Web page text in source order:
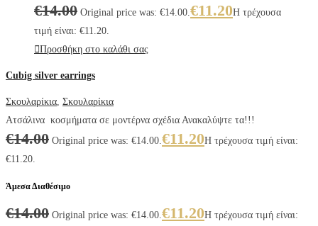
€14.00 Original price was: €14.00. €11.20Η τρέχουσα
τιμή είναι: €11.20.
Προσθήκη στο καλάθι σας
Cubig silver earrings
Σκουλαρίκια Σκουλαρίκια
Ατσάλινα κοσμήματα σε μοντέρνα σχέδια Ανακαλύψτε τα!!!
€14.00 Original price was: €14.00. €11.20Η τρέχουσα τιμή είναι:
€11.20.
Άμεσα Διαθέσιμο
€14.00 Original price was: €14.00. €11.20Η τρέχουσα τιμή είναι: